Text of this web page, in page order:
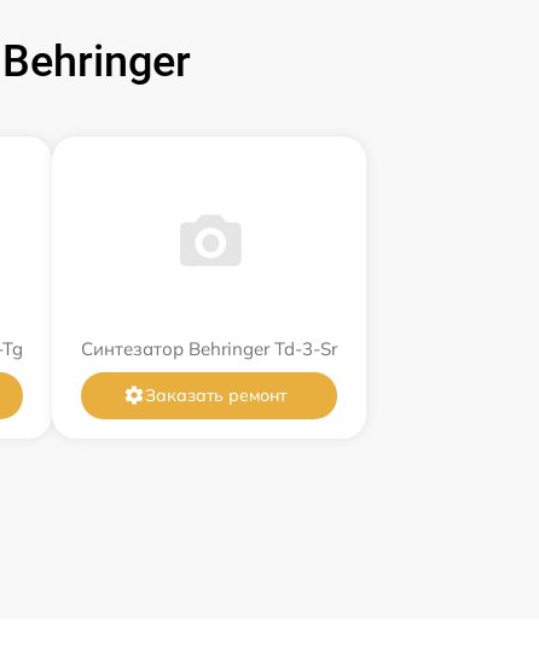
Синтезатор Behringer Td-3-Sr
Заказать ремонт